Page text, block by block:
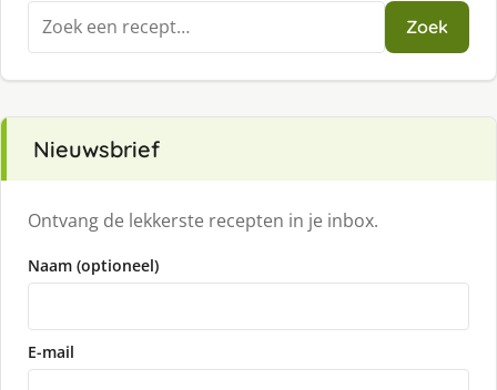
Zoeken
naar:
Zoek
Nieuwsbrief
Ontvang de lekkerste recepten in je inbox.
Naam (optioneel)
E-mail